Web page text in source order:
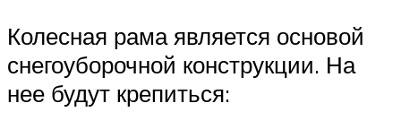
Колесная рама является основой
снегоуборочной конструкции. На
нее будут крепиться: